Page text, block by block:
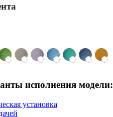
исполнения модели: